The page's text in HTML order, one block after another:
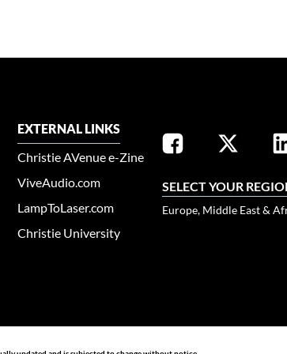
EXTERNAL LINKS
Christie AVenue e-Zine
ViveAudio.com
LampToLaser.com
Christie University
SELECT YOUR
Europe, Middle East &